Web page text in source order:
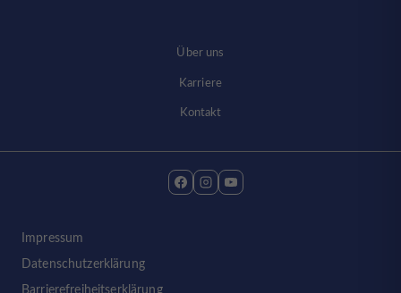
Über uns
Karriere
Kontakt
Impressum
Datenschutzerklärung